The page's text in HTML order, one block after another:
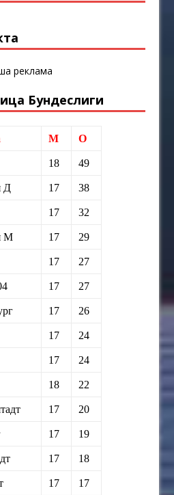
реклама
Бундеслиги
М О
18 49
Д 17 38
17 32
М 17 29
17 27
17 27
17 26
17 24
17 24
18 22
17 20
17 19
17 18
17 17